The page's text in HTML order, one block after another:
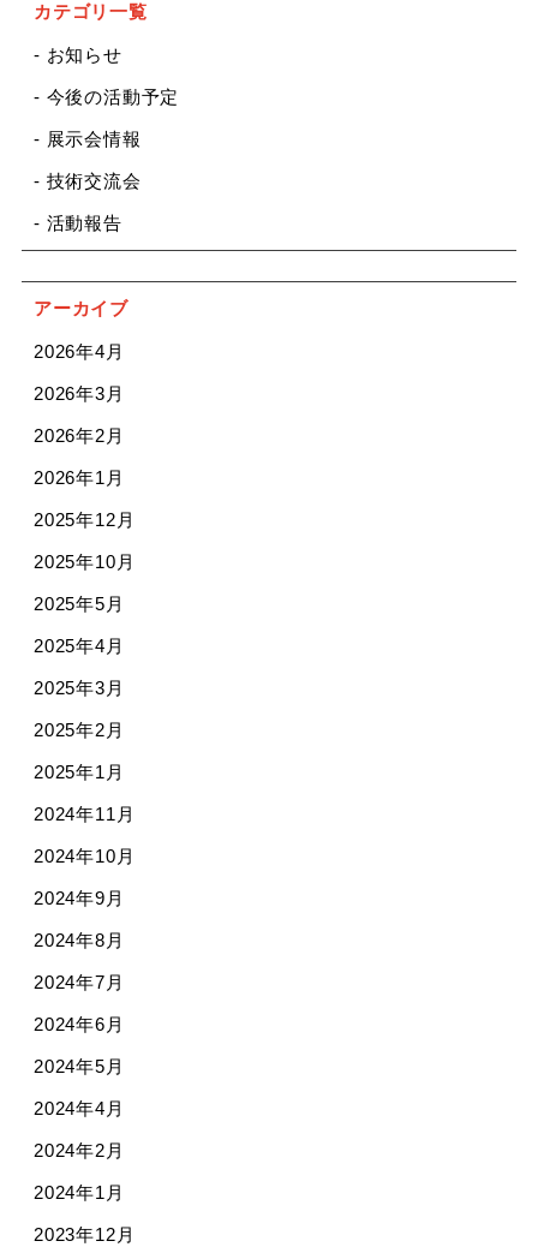
カテゴリ一覧
- お知らせ
- 今後の活動予定
- 展示会情報
- 技術交流会
- 活動報告
アーカイブ
2026年4月
2026年3月
2026年2月
2026年1月
2025年12月
2025年10月
2025年5月
2025年4月
2025年3月
2025年2月
2025年1月
2024年11月
2024年10月
2024年9月
2024年8月
2024年7月
2024年6月
2024年5月
2024年4月
2024年2月
2024年1月
2023年12月